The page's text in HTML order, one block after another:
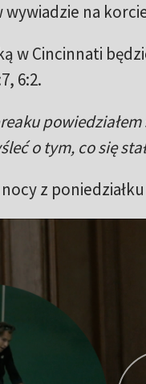
wywiadzie na
w Cincinnati
6:2.
o tym, co się
z